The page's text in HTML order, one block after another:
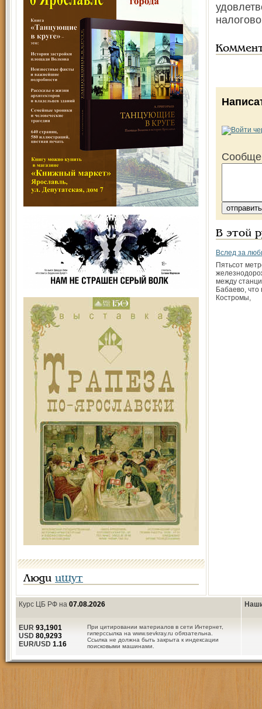
Люди ищут
В этой
Вслед за
Пятьсот
между
Бабаево, что
Костромы,
Курс ЦБ РФ на 07.08.2026
При цитировании материалов в сети Интернет,
гиперссылка на www.sevkray.ru обязательна.
Ссылка не должна быть закрыта к индексации
поисковыми машинами.
EUR 93,1901
USD 80,9293
EUR/USD 1.16